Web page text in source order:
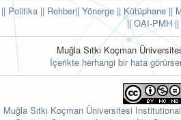
|| Politika || Rehber|| Yönerge|| Kütüphane||
||OAI-PMH ||
Muğla Sıtkı Koçman
İçerikte herhangi bir hata
Muğla Sıtkı Koçman Üniversitesi